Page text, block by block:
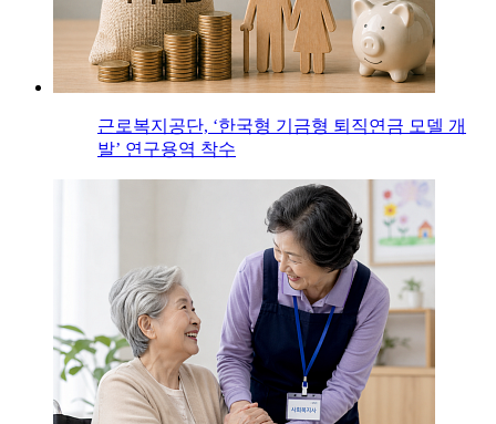
근로복지공단, ‘한국형 기금형 퇴직연금 모델 개
발’ 연구용역 착수